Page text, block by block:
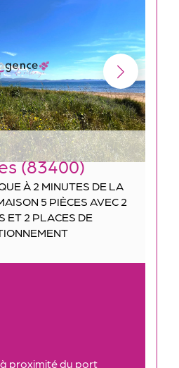
(83400)
À 2 MINUTES DE LA
5 PIÈCES AVEC 2
ET 2 PLACES DE
proximité du port